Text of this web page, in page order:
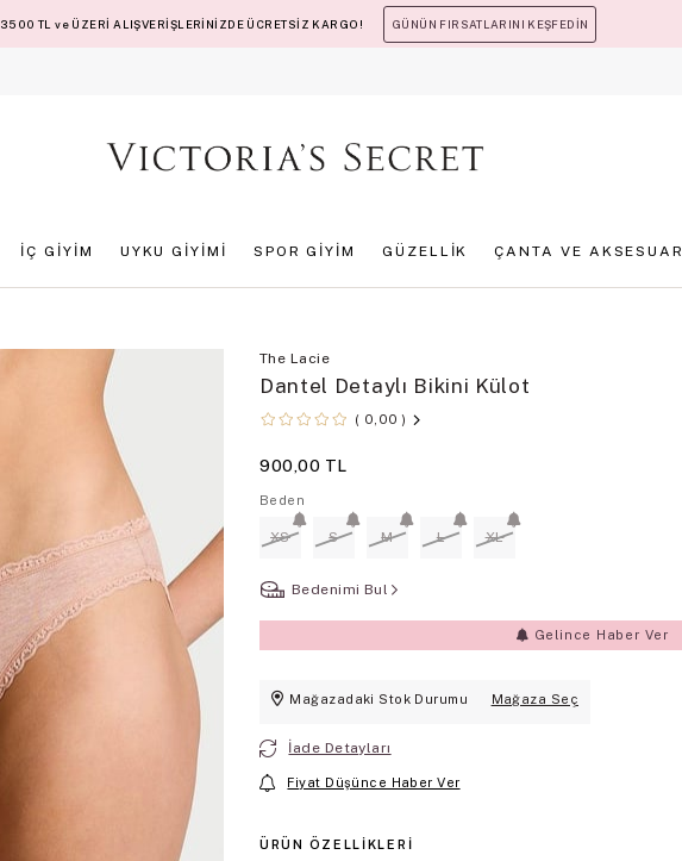
3500 TL ve ÜZERİ ALIŞVERİŞLERİNİZDE ÜCRETSİZ KARGO! GÜNÜN FIRSATLARINI KEŞFEDİN
İÇ GİYİM UYKU GİYİMİ SPOR GİYİM GÜZELLİK ÇANTA VE AKSESUAR
The Lacie
Dantel Detaylı Bikini Külot
0,00
900,00 TL
Beden
XS S M L XL
Bedenimi Bul
Gelince Haber Ver
Mağazadaki Stok Durumu Mağaza Seç
İade Detayları
Fiyat Düşünce Haber Ver
ÜRÜN ÖZELLIKLERI